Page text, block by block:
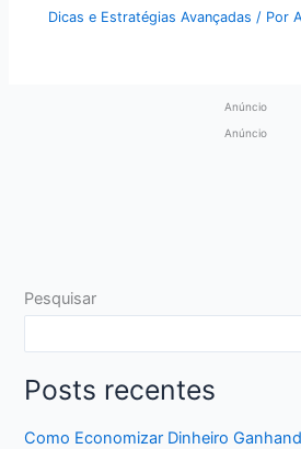
Dicas e Estratégias Avançadas / Por
Anúncio
Anúncio
Pesquisar
Posts recentes
Como Economizar Dinheiro